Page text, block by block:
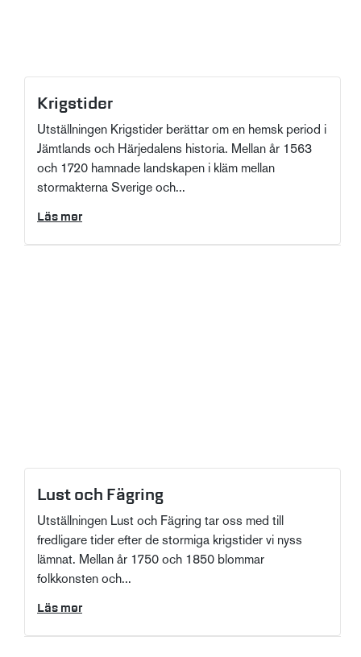
Krigstider
Utställningen Krigstider berättar om en hemsk period i
Jämtlands och Härjedalens historia. Mellan år 1563
och 1720 hamnade landskapen i kläm mellan
stormakterna Sverige och...
Läs mer
Lust och Fägring
Utställningen Lust och Fägring tar oss med till
fredligare tider efter de stormiga krigstider vi nyss
lämnat. Mellan år 1750 och 1850 blommar
folkkonsten och...
Läs mer